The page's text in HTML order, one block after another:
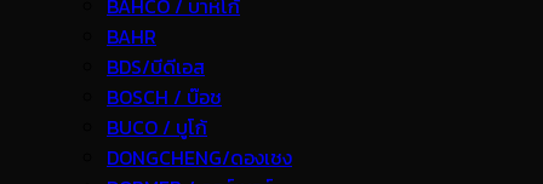
BAHCO / บาห์โก้
BAHR
BDS/บีดีเอส
BOSCH / บ๊อช
BUCO / บูโก้
DONGCHENG/ดองเชง